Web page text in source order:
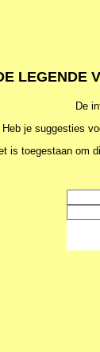
LEGENDE
De
Heb je suggesties
is toegestaan om